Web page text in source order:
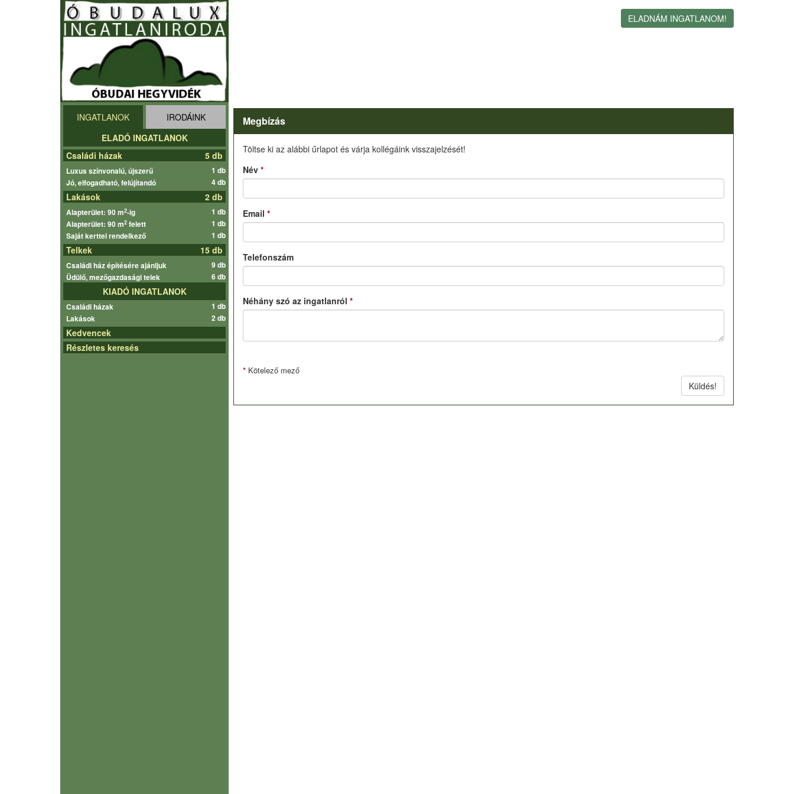
ELADNÁM INGATLANOM!
INGATLANOK
IRODÁINK
ELADÓ INGATLANOK
Családi házak
5 db
Luxus színvonalú, újszerű
1 db
Jó, elfogadható, felújítandó
4 db
Lakások 2 db
Alapterület: 90 m2-ig
1 db
Alapterület: 90 m2 felett
1 db
Saját kerttel rendelkező
1 db
Telkek 15 db
Családi ház építésére ajánljuk
9 db
Üdülő, mezőgazdasági telek
6 db
KIADÓ INGATLANOK
Családi házak
1 db
Lakások
2 db
Kedvencek
Részletes keresés
Megbízás
Töltse ki az alábbi űrlapot és várja kollégáink visszajelzését!
Név *
Email *
Telefonszám
Néhány szó az ingatlanról *
*Kötelező mező
Küldés!